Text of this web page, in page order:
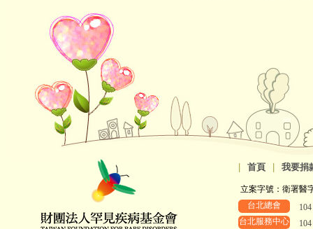
首頁 我要捐
立案字號：衛署醫
台北總會
台北服務中心